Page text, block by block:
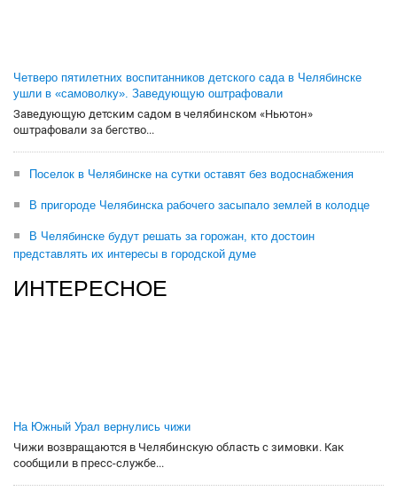
Четверо пятилетних воспитанников детского сада в Челябинске
ушли в «самоволку». Заведующую оштрафовали
Заведующую детским садом в челябинском «Ньютон»
оштрафовали за бегство...
Поселок в Челябинске на сутки оставят без водоснабжения
В пригороде Челябинска рабочего засыпало землей в колодце
В Челябинске будут решать за горожан, кто достоин
представлять их интересы в городской думе
ИНТЕРЕСНОЕ
На Южный Урал вернулись чижи
Чижи возвращаются в Челябинскую область с зимовки. Как
сообщили в пресс-службе...